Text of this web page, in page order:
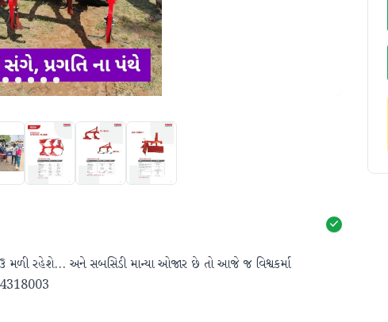
રહેશે... અને સબસિડી માન્યા ઓજાર છે તો આજે જ વિશ્વકર્મા